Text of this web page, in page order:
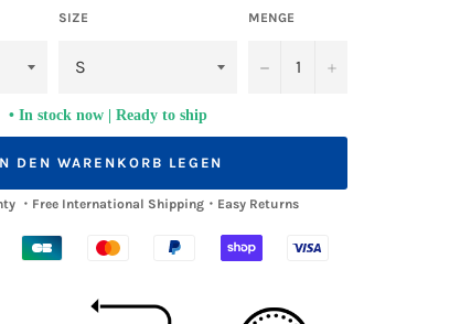
SIZE MENGE
− +
In stock now | Ready to ship
DEN WARENKORB LEGEN
・Free International Shipping・Easy Returns